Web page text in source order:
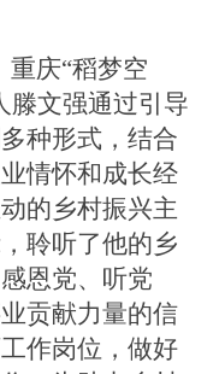
重庆“稻梦空
滕文强通过引导
种形式，结合
情怀和成长经
的乡村振兴主
聆听了他的乡
恩党、听党
贡献力量的信
作岗位，做好